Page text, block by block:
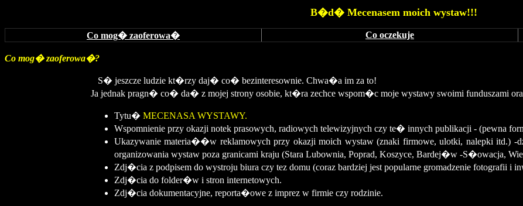
B�d� Mecenasem moich wystaw!!!
Co mog� zaoferowa� Co oczekuje
Co mog� zaoferowa�?
S� jeszcze ludzie kt�rzy daj� co� bezinteresownie. Chwa�a im za to!
Ja jednak pragn� co� da� z mojej strony osobie, kt�ra zechce wspom�c moje wystawy swoimi funduszami
Tytu� MECENASA WYSTAWY.
Wspomnienie przy okazji notek prasowych, radiowych telewizyjnych czy te� innych publikacji - (pewna
Ukazywanie materia��w reklamowych przy okazji moich wystaw (znaki firmowe, ulotki, nalepki
organizowania wystaw poza granicami kraju (Stara Lubownia, Poprad, Koszyce, Bardej�w -S�owacja,
Zdj�cia z podpisem do wystroju biura czy tez domu (coraz bardziej jest popularne gromadzenie fotografii i
Zdj�cia do folder�w i stron internetowych.
Zdj�cia dokumentacyjne, reporta�owe z imprez w firmie czy rodzinie.